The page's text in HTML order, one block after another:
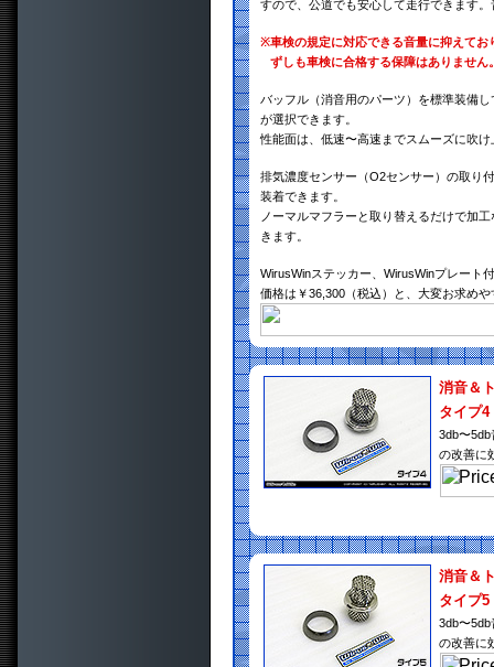
すので、公道でも安心して走行できます
※車検の規定に対応できる音量に抑えて
ずしも車検に合格する保障はありませ
バッフル（消音用のパーツ）を標準装備
が選択できます。
性能面は、低速〜高速までスムーズに吹
排気濃度センサー（O2センサー）の取り
装着できます。
ノーマルマフラーと取り替えるだけで加
きます。
WirusWinステッカー、WirusWinプレート
価格は￥36,300（税込）と、大変お求め
消音＆
タイプ4
3db〜
の改善に
消音＆
タイプ5
3db〜
の改善に